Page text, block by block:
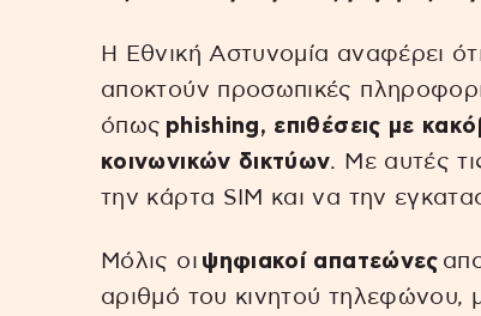
Η Εθνική Αστυνομία αναφέρει
αποκτούν προσωπικές
όπως phishing, επιθέσεις με
κοινωνικών δικτύων. Με αυτές
την κάρτα SIM και να την
Μόλις οι ψηφιακοί απατεώνες
αριθμό του κινητού τηλεφώνου,